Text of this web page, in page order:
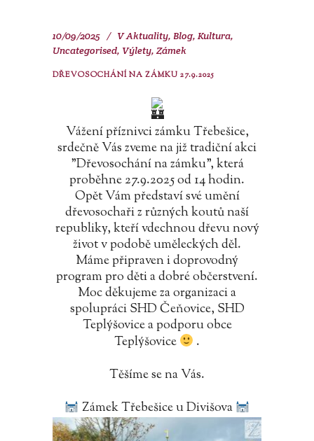
10/09/2025 VAktuality, Blog, Kultura,
Uncategorised, Výlety,Zámek
DŘEVOSOCHÁNÍ NA ZÁMKU 27.9.2025
Vážení příznivci zámku Třebešice,
srdečně Vás zveme na již tradiční akci
"Dřevosochání na zámku", která
proběhne 27.9.2025 od 14 hodin.
Opět Vám představí své umění
dřevosochaři z různých koutů naší
republiky, kteří vdechnou dřevu nový
život v podobě uměleckých děl.
Máme připraven i doprovodný
program pro děti a dobré občerstvení.
Moc děkujeme za organizaci a
spolupráci SHD Čeňovice, SHD
Teplýšovice a podporu obce
Teplýšovice
.
Těšíme se na Vás.
Zámek Třebešice u Divišova